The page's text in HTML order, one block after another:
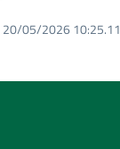
20/05/2026 10:25.11